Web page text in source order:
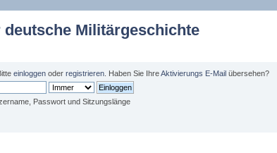
deutsche Militärgeschichte
einloggen oderregistrieren . Haben Sie IhreAktivierungs E-Mail übersehen?
Passwort und Sitzungslänge